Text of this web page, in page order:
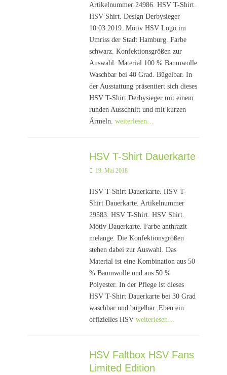
Artikelnummer 24986. HSV T-Shirt.
HSV Shirt. Design Derbysieger
10.03.2019. Motiv HSV Logo im
Umriss der Stadt Hamburg. Farbe
schwarz. Konfektionsgrößen zur
Auswahl. Material 100 % Baumwolle.
Waschbar bei 40 Grad. Bügelbar. In
der Ausstattung präsentiert sich dieses
HSV T-Shirt Derbysieger mit einem
runden Ausschnitt und mit kurzen
Ärmeln.weiterlesen…
HSV T-Shirt Dauerkarte
Posted
19. Mai 2018
HSV T-Shirt Dauerkarte. HSV T-
Shirt Dauerkarte. Artikelnummer
29583. HSV T-Shirt. HSV Shirt.
Motiv Dauerkarte. Farbe anthrazit
melange. Die Konfektionsgrößen
stehen dabei zur Auswahl. Das
Material ist eine Kombination aus 50
% Baumwolle und aus 50 %
Polyester. In der Pflege ist dieses
HSV T-Shirt Dauerkarte bei 30 Grad
waschbar und bügelbar. Eben ein
offizielles HSVweiterlesen…
HSV Faltbox HSV Fans
Limited Edition